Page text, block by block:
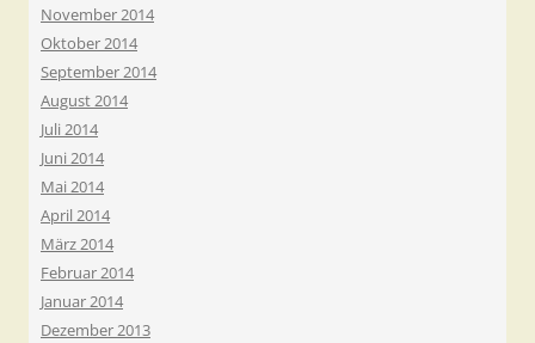
November 2014
Oktober 2014
September 2014
August 2014
Juli 2014
Juni 2014
Mai 2014
April 2014
März 2014
Februar 2014
Januar 2014
Dezember 2013